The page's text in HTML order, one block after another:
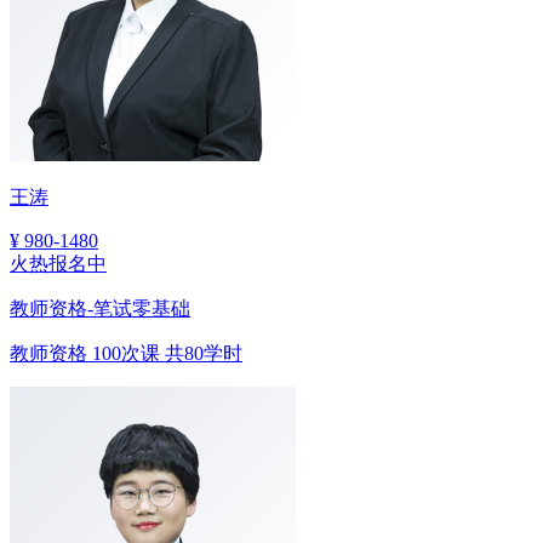
王涛
¥ 980-1480
火热报名中
教师资格-笔试零基础
教师资格 100次课 共80学时